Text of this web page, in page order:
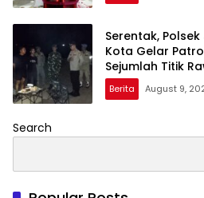
Serentak,
Kota Gelar
Sejumlah Titik
Berita August 9,
Search